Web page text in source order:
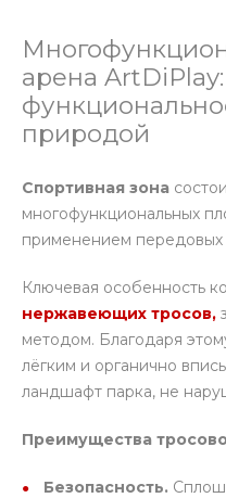
арена ArtDiPlay:
природой
Спортивная зона
многофункциональных
применением
Ключевая особенность
нержавеющих тросов,
методом. Благодаря
лёгким и органично
ландшафт парка, не
Преимущества
Безопасность.